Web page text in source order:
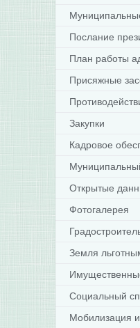
Послание
План работы
Присяжные
Закупки
Кадровое
Открытые
Фотогалерея
Земля
Социальный
Мобилизация